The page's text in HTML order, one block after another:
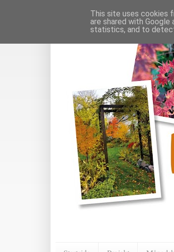
This site uses cookies
are shared with
statistics, and to